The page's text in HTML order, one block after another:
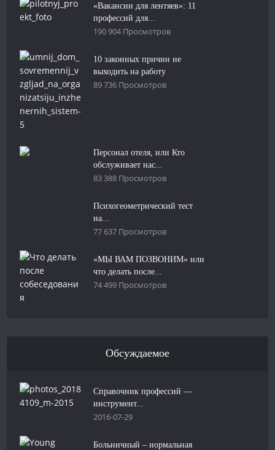
«Вакансии для лентяев»: 11
профессий для...
190 904 Просмотров
10 законных причин не
выходить на работу
89 736 Просмотров
Персонал отеля, или Кто
обслуживает нас...
83 388 Просмотров
Психогеометрический тест
на...
77 637 Просмотров
«МЫ ВАМ ПОЗВОНИМ» или
что делать после...
74 499 Просмотров
Обсуждаемое
Справочник профессий —
инструмент...
2016-07-29
Больничный – нормальная